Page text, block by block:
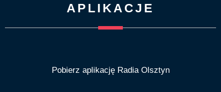
APLIKACJE
Pobierz aplikację Radia Olsztyn